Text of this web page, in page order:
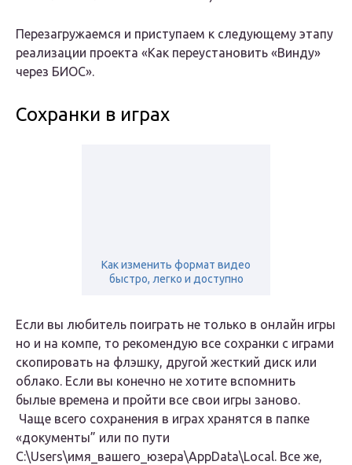
Перезагружаемся и приступаем к следующему этапу
реализации проекта «Как переустановить «Винду»
через БИОС».
Сохранки в играх
Как изменить формат видео
быстро, легко и доступно
Если вы любитель поиграть не только в онлайн игры
но и на компе, то рекомендую все сохранки с играми
скопировать на флэшку, другой жесткий диск или
облако. Если вы конечно не хотите вспомнить
былые времена и пройти все свои игры заново.
Чаще всего сохранения в играх хранятся в папке
«документы” или по пути
C:\Users\имя_вашего_юзера\AppData\Local. Все же,